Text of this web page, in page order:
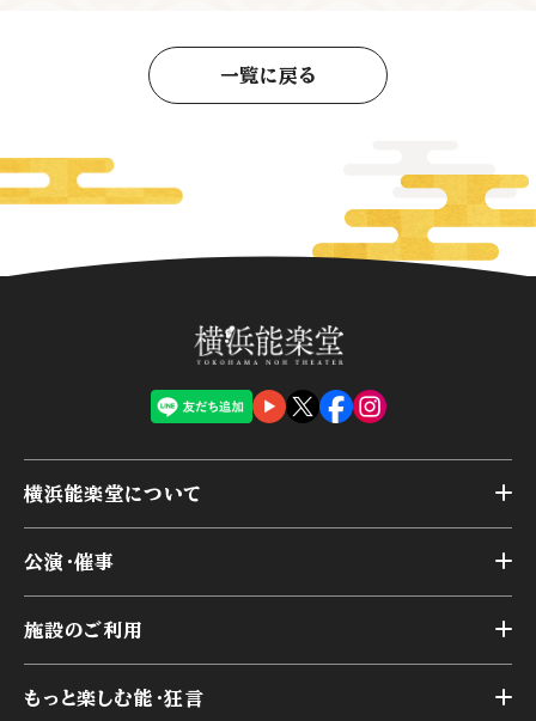
一覧に戻る
横浜能楽堂について
横浜能楽堂が取り組んだ事業
能舞台の歴史と特徴
様々なお客様に向けて
公演・催事
アーカイブ
施設のご利用
もっと楽しむ能・狂言